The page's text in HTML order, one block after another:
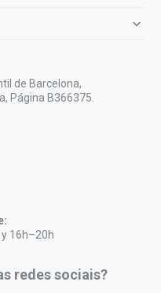

de Barcelona,
Página B366375.
16h–20h
redes sociais?